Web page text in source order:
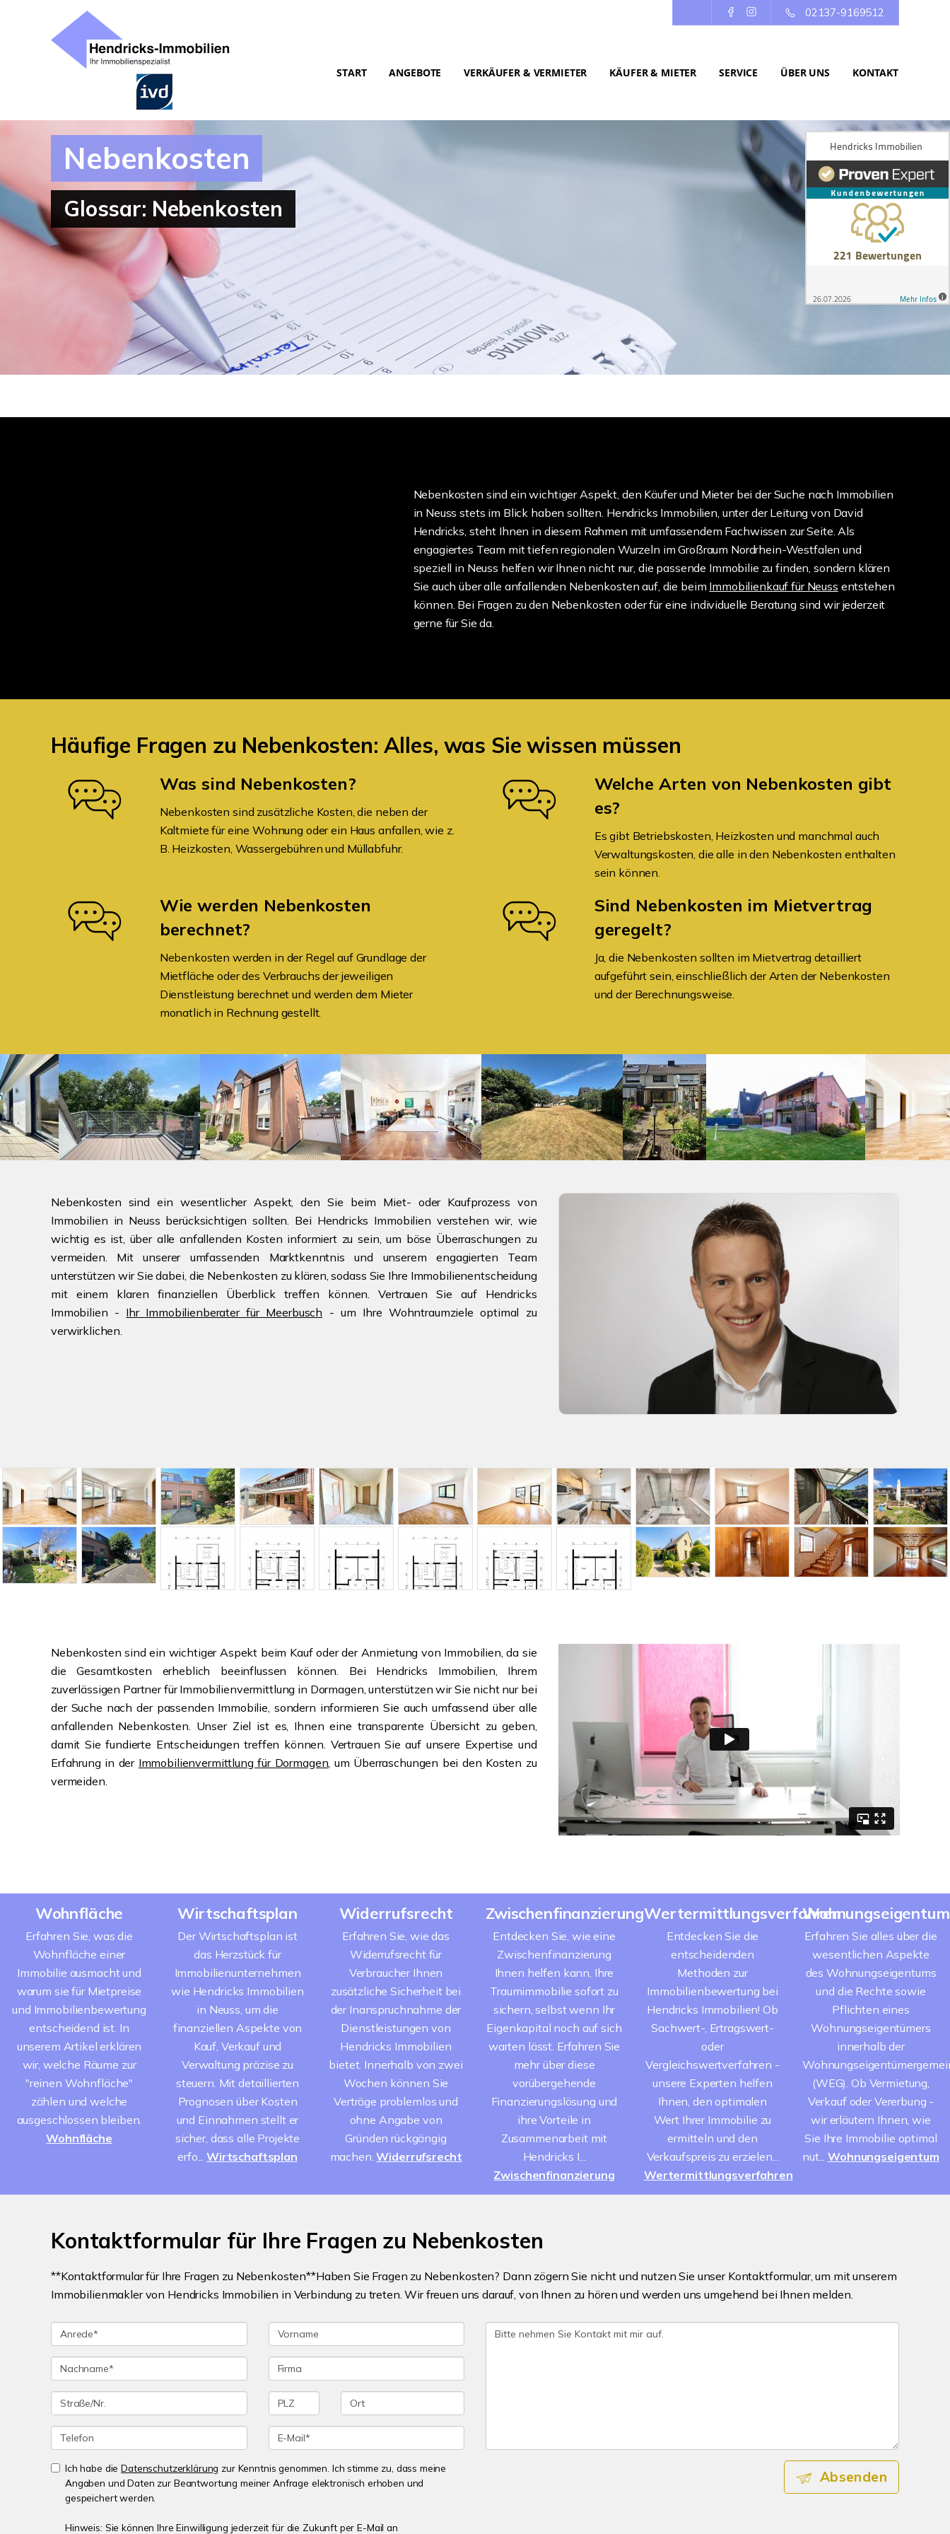
02137-9169512
START ANGEBOTE VERKÄUFER & VERMIETER KÄUFER & MIETER SERVICE ÜBER UNS KONTAKT
Nebenkosten
Glossar: Nebenkosten
Nebenkosten sind ein wichtiger Aspekt, den Käufer und Mieter bei der Suche nach Immobilien
in Neuss stets im Blick haben sollten. Hendricks Immobilien, unter der Leitung von David
Hendricks, steht Ihnen in diesem Rahmen mit umfassendem Fachwissen zur Seite. Als
engagiertes Team mit tiefen regionalen Wurzeln im Großraum Nordrhein-Westfalen und
speziell in Neuss helfen wir Ihnen nicht nur, die passende Immobilie zu finden, sondern klären
Sie auch über alle anfallenden Nebenkosten auf, die beim Immobilienkauf für Neuss entstehen
können. Bei Fragen zu den Nebenkosten oder für eine individuelle Beratung sind wir jederzeit
gerne für Sie da.
Häufige Fragen zu Nebenkosten: Alles, was Sie wissen müssen
Was sind Nebenkosten?
Nebenkosten sind zusätzliche Kosten, die neben der
Kaltmiete für eine Wohnung oder ein Haus anfallen, wie z.
B. Heizkosten, Wassergebühren und Müllabfuhr.
Welche Arten von Nebenkosten gibt
es?
Es gibt Betriebskosten, Heizkosten und manchmal auch
Verwaltungskosten, die alle in den Nebenkosten enthalten
sein können.
Wie werden Nebenkosten
berechnet?
Nebenkosten werden in der Regel auf Grundlage der
Mietfläche oder des Verbrauchs der jeweiligen
Dienstleistung berechnet und werden dem Mieter
monatlich in Rechnung gestellt.
Sind Nebenkosten im Mietvertrag
geregelt?
Ja, die Nebenkosten sollten im Mietvertrag detailliert
aufgeführt sein, einschließlich der Arten der Nebenkosten
und der Berechnungsweise.
Nebenkosten sind ein wesentlicher Aspekt, den Sie beim Miet- oder Kaufprozess von
Immobilien in Neuss berücksichtigen sollten. Bei Hendricks Immobilien verstehen wir, wie
wichtig es ist, über alle anfallenden Kosten informiert zu sein, um böse Überraschungen zu
vermeiden. Mit unserer umfassenden Marktkenntnis und unserem engagierten Team
unterstützen wir Sie dabei, die Nebenkosten zu klären, sodass Sie Ihre Immobilienentscheidung
mit einem klaren finanziellen Überblick treffen können. Vertrauen Sie auf Hendricks
Immobilien - Ihr Immobilienberater für Meerbusch - um Ihre Wohntraumziele optimal zu
verwirklichen.
Nebenkosten sind ein wichtiger Aspekt beim Kauf oder der Anmietung von Immobilien, da sie
die Gesamtkosten erheblich beeinflussen können. Bei Hendricks Immobilien, Ihrem
zuverlässigen Partner für Immobilienvermittlung in Dormagen, unterstützen wir Sie nicht nur bei
der Suche nach der passenden Immobilie, sondern informieren Sie auch umfassend über alle
anfallenden Nebenkosten. Unser Ziel ist es, Ihnen eine transparente Übersicht zu geben,
damit Sie fundierte Entscheidungen treffen können. Vertrauen Sie auf unsere Expertise und
Erfahrung in der Immobilienvermittlung für Dormagen, um Überraschungen bei den Kosten zu
vermeiden.
Wohnfläche
Erfahren Sie, was die
Wohnfläche einer
Immobilie ausmacht und
warum sie für Mietpreise
und Immobilienbewertung
entscheidend ist. In
unserem Artikel erklären
wir, welche Räume zur
"reinen Wohnfläche"
zählen und welche
ausgeschlossen bleiben.
Wohnfläche
Wirtschaftsplan
Der Wirtschaftsplan ist
das Herzstück für
Immobilienunternehmen
wie Hendricks Immobilien
in Neuss, um die
finanziellen Aspekte von
Kauf, Verkauf und
Verwaltung präzise zu
steuern. Mit detaillierten
Prognosen über Kosten
und Einnahmen stellt er
sicher, dass alle Projekte
erfo... Wirtschaftsplan
Widerrufsrecht
Erfahren Sie, wie das
Widerrufsrecht für
Verbraucher Ihnen
zusätzliche Sicherheit bei
der Inanspruchnahme der
Dienstleistungen von
Hendricks Immobilien
bietet. Innerhalb von zwei
Wochen können Sie
Verträge problemlos und
ohne Angabe von
Gründen rückgängig
machen.Widerrufsrecht
Zwischenfinanzierung
Entdecken Sie, wie eine
Zwischenfinanzierung
Ihnen helfen kann, Ihre
Traumimmobilie sofort zu
sichern, selbst wenn Ihr
Eigenkapital noch auf sich
warten lässt. Erfahren Sie
mehr über diese
vorübergehende
Finanzierungslösung und
ihre Vorteile in
Zusammenarbeit mit
Hendricks I...
Zwischenfinanzierung
Wertermittlungsverfahren
Entdecken Sie die
entscheidenden
Methoden zur
Immobilienbewertung bei
Hendricks Immobilien! Ob
Sachwert-, Ertragswert-
oder
Vergleichswertverfahren -
unsere Experten helfen
Ihnen, den optimalen
Wert Ihrer Immobilie zu
ermitteln und den
Verkaufspreis zu erzielen...
Wertermittlungsverfahren
Wohnungseigentum
Erfahren Sie alles über die
wesentlichen Aspekte
des Wohnungseigentums
und die Rechte sowie
Pflichten eines
Wohnungseigentümers
innerhalb der
(WEG). Ob Vermietung,
Verkauf oder Vererbung -
wir erläutern Ihnen, wie
Sie Ihre Immobilie optimal
nut...Wohnungseigentum
Kontaktformular für Ihre Fragen zu Nebenkosten
**Kontaktformular für Ihre Fragen zu Nebenkosten**Haben Sie Fragen zu Nebenkosten? Dann zögern Sie nicht und nutzen Sie unser Kontaktformular, um mit unserem
Immobilienmakler von Hendricks Immobilien in Verbindung zu treten. Wir freuen uns darauf, von Ihnen zu hören und werden uns umgehend bei Ihnen melden.
Ich habe dieDatenschutzerklärung zur Kenntnis genommen. Ich stimme zu, dass meine
Angaben und Daten zur Beantwortung meiner Anfrage elektronisch erhoben und
gespeichert werden.
Hinweis: Sie können Ihre Einwilligung jederzeit für die Zukunft per E-Mail an
Absenden